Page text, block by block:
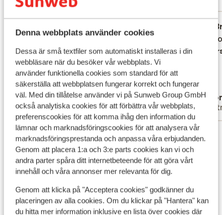
Denna webbplats använder cookies
Dessa är små textfiler som automatiskt installeras i din
webbläsare när du besöker vår webbplats. Vi
använder funktionella cookies som standard för att
säkerställa att webbplatsen fungerar korrekt och fungerar
väl. Med din tillåtelse använder vi på Sunweb Group GmbH
också analytiska cookies för att förbättra vår webbplats,
preferenscookies för att komma ihåg den information du
lämnar och marknadsföringscookies för att analysera vår
marknadsföringsprestanda och anpassa våra erbjudanden.
Genom att placera 1:a och 3:e parts cookies kan vi och
andra parter spåra ditt internetbeteende för att göra vårt
innehåll och våra annonser mer relevanta för dig.
Genom att klicka på "Acceptera cookies" godkänner du
placeringen av alla cookies. Om du klickar på "Hantera" kan
du hitta mer information inklusive en lista över cookies där
Mest bokad av partner
le logement et grand spacieux ! mais
l’hôtel ne convient pas forcément aux
enfants il n’y a pas assez de jeux ni
d’activités à faire pour eux.
le logement et grand spacieux ! mais
l’hôtel ne convient pas forcément aux
enfants il n’y a pas assez de jeux ni
d’activités à faire pour eux.
Översätt till svenska
Dehongher Marina
Familj
Je
Je
Visa alla 24 omdömen
Läge
Visa på karta